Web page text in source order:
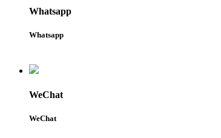
Whatsapp
Whatsapp
WeChat
WeChat